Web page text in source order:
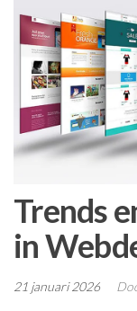
Trends
in
21 januari 2026